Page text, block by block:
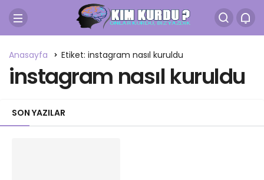
Anasayfa Etiket: instagram nasıl kuruldu
instagram nasıl kuruldu
SON YAZILAR